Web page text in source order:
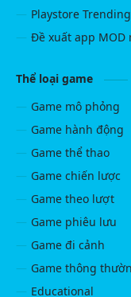
Playstore Trending
Đề xuất app MOD
Thể loại game
Game mô phỏng
Game hành động
Game thể thao
Game chiến lược
Game theo lượt
Game phiêu lưu
Game đi cảnh
Game thông
Educational